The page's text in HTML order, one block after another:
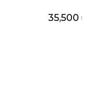
35,500 €